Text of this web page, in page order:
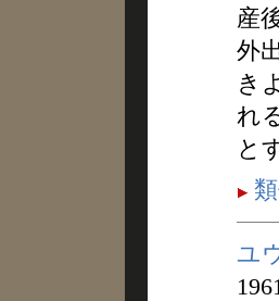
産
外
き
れ
と
ユ